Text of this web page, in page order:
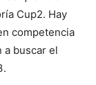
Cup2. Hay
competencia
a buscar el